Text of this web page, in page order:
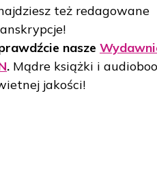
też redagowane
nasze
. Mądre książki i
jakości!